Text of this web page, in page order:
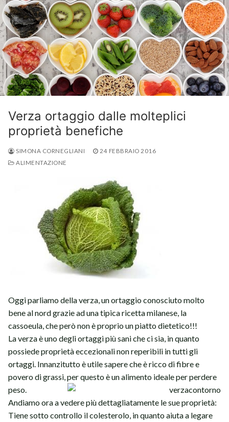
Verza ortaggio dalle molteplici
proprietà benefiche
SIMONA CORNEGLIANI
24 FEBBRAIO 2016
ALIMENTAZIONE
Oggi parliamo della verza, un ortaggio conosciuto molto
bene al nord grazie ad una tipica ricetta milanese, la
cassoeula, che però non è proprio un piatto dietetico!!!
La verza è uno degli ortaggi più sani che ci sia, in quanto
possiede proprietà eccezionali non reperibili in tutti gli
ortaggi. Innanzitutto è utile sapere che è ricco di fibre e
povero di grassi, per questo è un alimento ideale per perdere
peso.
Andiamo ora a vedere più dettagliatamente le sue proprietà:
Tiene sotto controllo il colesterolo, in quanto aiuta a legare